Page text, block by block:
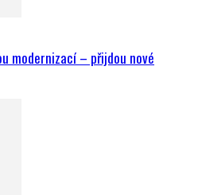
modernizací – přijdou nové